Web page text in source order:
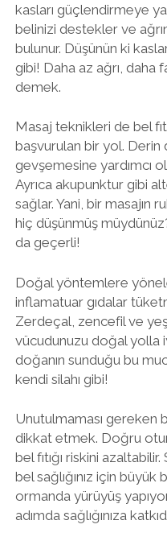
kasları güçlendirmeye
belinizi destekler ve
bulunur. Düşünün ki
gibi! Daha az ağrı,
demek.
Masaj teknikleri de bel
başvurulan bir yol. Derin
gevşemesine yardımcı
Ayrıca akupunktur gibi
sağlar. Yani, bir masajın
hiç düşünmüş
da geçerli!
Doğal yöntemlere
inflamatuar gıdalar
Zerdeçal, zencefil ve
vücudunuzu doğal yolla
doğanın sunduğu bu
kendi silahı gibi!
Unutulmaması gereken
dikkat etmek. Doğru
bel fıtığı riskini
bel sağlığınız için büyük
ormanda yürüyüş
adımda sağlığınıza